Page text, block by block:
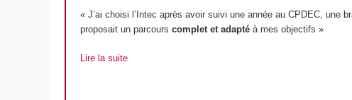
« J’ai choisi l’Intec après avoir suivi une année au CPDEC, une
proposait un parcours complet et adaptéà mes objectifs »
Lire la suite